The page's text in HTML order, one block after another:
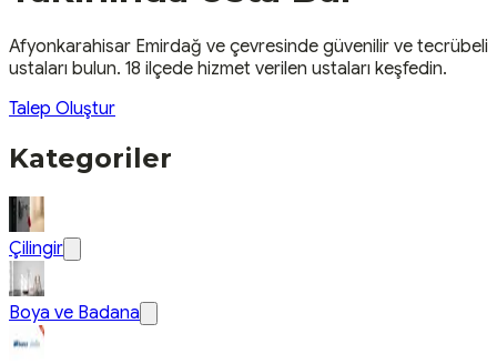
Afyonkarahisar Emirdağ ve çevresinde güvenilir ve tecrübeli
ustaları bulun. 18 ilçede hizmet verilen ustaları keşfedin.
Talep Oluştur
Kategoriler
Çilingir
Boya ve Badana